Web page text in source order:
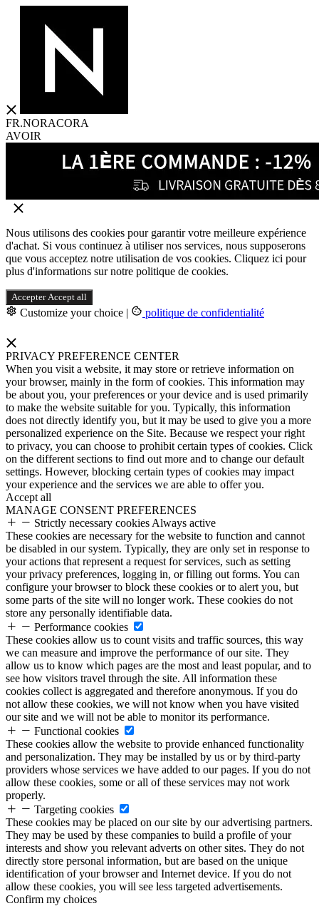
FR.NORACORA
AVOIR
Nous utilisons des cookies pour garantir votre meilleure expérience
d'achat. Si vous continuez à utiliser nos services, nous supposerons
que vous acceptez notre utilisation de vos cookies. Cliquez ici pour
plus d'informations sur notre politique de cookies.
Accepter Accept all
Customize your choice | politique de confidentialité
PRIVACY PREFERENCE CENTER
When you visit a website, it may store or retrieve information on
your browser, mainly in the form of cookies. This information may
be about you, your preferences or your device and is used primarily
to make the website suitable for you. Typically, this information
does not directly identify you, but it may be used to give you a more
personalized experience on the Site. Because we respect your right
to privacy, you can choose to prohibit certain types of cookies. Click
on the different sections to find out more and to change our default
settings. However, blocking certain types of cookies may impact
your experience and the services we are able to offer you.
Accept all
MANAGE CONSENT PREFERENCES
Strictly necessary cookies Always active
These cookies are necessary for the website to function and cannot
be disabled in our system. Typically, they are only set in response to
your actions that represent a request for services, such as setting
your privacy preferences, logging in, or filling out forms. You can
configure your browser to block these cookies or to alert you, but
some parts of the site will no longer work. These cookies do not
store any personally identifiable data.
Performance cookies
These cookies allow us to count visits and traffic sources, this way
we can measure and improve the performance of our site. They
allow us to know which pages are the most and least popular, and to
see how visitors travel through the site. All information these
cookies collect is aggregated and therefore anonymous. If you do
not allow these cookies, we will not know when you have visited
our site and we will not be able to monitor its performance.
Functional cookies
These cookies allow the website to provide enhanced functionality
and personalization. They may be installed by us or by third-party
providers whose services we have added to our pages. If you do not
allow these cookies, some or all of these services may not work
properly.
Targeting cookies
These cookies may be placed on our site by our advertising partners.
They may be used by these companies to build a profile of your
interests and show you relevant adverts on other sites. They do not
directly store personal information, but are based on the unique
identification of your browser and Internet device. If you do not
allow these cookies, you will see less targeted advertisements.
Confirm my choices